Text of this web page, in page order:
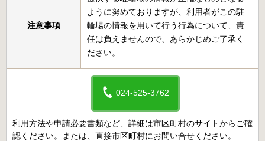
注意事項
ように努めておりますが、利用者がこの駐
輪場の情報を用いて行う行為について、責
任は負えませんので、あらかじめご了承く
ださい。
024-525-3762
利用方法や申請必要書類など、詳細は市区町村のサイトからご確
認ください。または、直接市区町村にお問い合せください。